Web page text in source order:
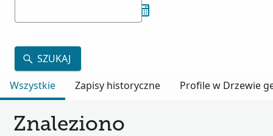
SZUKAJ
Wszystkie
Zapisy historyczne Profile w Drzewie
Znaleziono